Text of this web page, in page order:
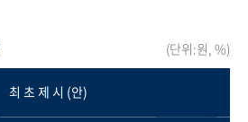
(단위:원, %)
최 초 제 시 (안)